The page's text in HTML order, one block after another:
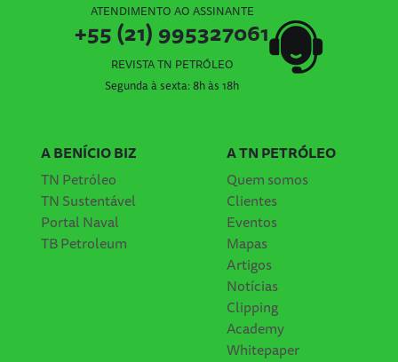
ATENDIMENTO AO ASSINANTE
+55 (21) 995327061
REVISTA TN PETRÓLEO
Segunda à sexta: 8h às 18h
A BENÍCIO BIZ
TN Petróleo
TN Sustentável
Portal Naval
TB Petroleum
A TN PETRÓLEO
Quem somos
Clientes
Eventos
Mapas
Artigos
Notícias
Clipping
Academy
Whitepaper